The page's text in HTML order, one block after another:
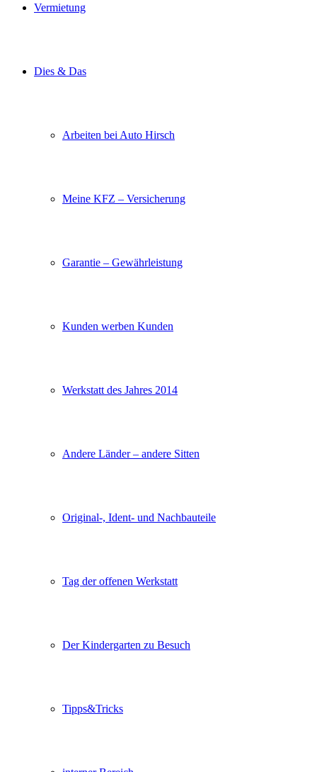
Vermietung
Dies & Das
Arbeiten bei Auto Hirsch
Meine KFZ – Versicherung
Garantie – Gewährleistung
Kunden werben Kunden
Werkstatt des Jahres 2014
Andere Länder – andere Sitten
Original-, Ident- und Nachbauteile
Tag der offenen Werkstatt
Der Kindergarten zu Besuch
Tipps&Tricks